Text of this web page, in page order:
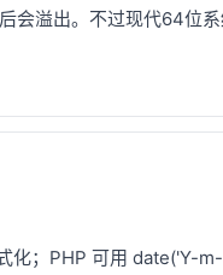
会溢出。不过现代64位
；PHP 可用 date('Y-